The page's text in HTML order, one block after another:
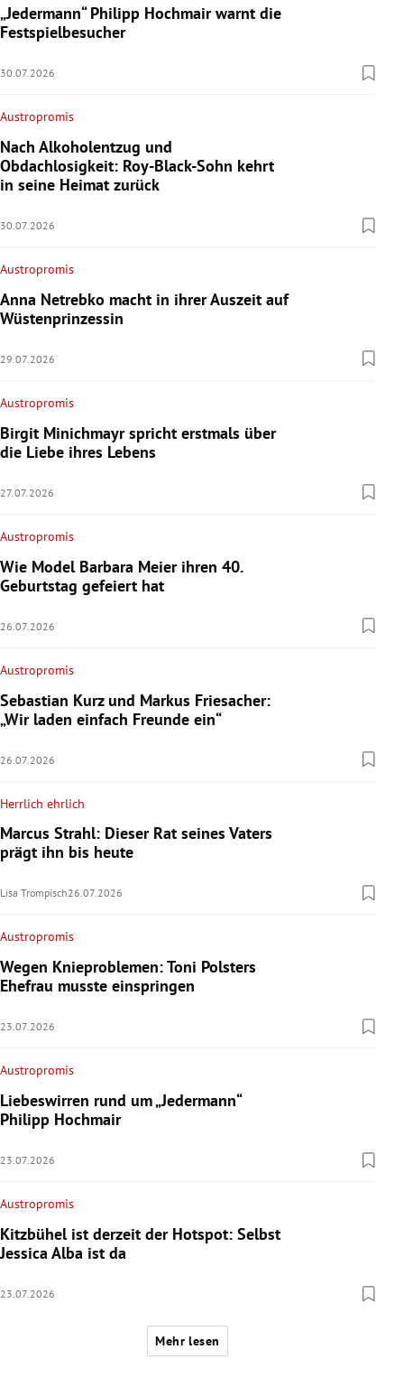
„Jedermann“ Philipp Hochmair warnt die
Festspielbesucher
30.07.2026
Austropromis
Nach Alkoholentzug und
Obdachlosigkeit: Roy-Black-Sohn kehrt
in seine Heimat zurück
30.07.2026
Austropromis
Anna Netrebko macht in ihrer Auszeit auf
Wüstenprinzessin
29.07.2026
Austropromis
Birgit Minichmayr spricht erstmals über
die Liebe ihres Lebens
27.07.2026
Austropromis
Wie Model Barbara Meier ihren 40.
Geburtstag gefeiert hat
26.07.2026
Austropromis
Sebastian Kurz und Markus Friesacher:
„Wir laden einfach Freunde ein“
26.07.2026
Herrlich ehrlich
Marcus Strahl: Dieser Rat seines Vaters
prägt ihn bis heute
Lisa Trompisch26.07.2026
Austropromis
Wegen Knieproblemen: Toni Polsters
Ehefrau musste einspringen
23.07.2026
Austropromis
Liebeswirren rund um „Jedermann“
Philipp Hochmair
23.07.2026
Austropromis
Kitzbühel ist derzeit der Hotspot: Selbst
Jessica Alba ist da
23.07.2026
Mehr lesen